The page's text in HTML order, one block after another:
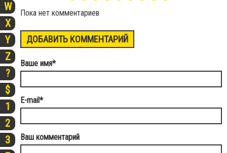
W
X
Y
Z
?
$
1
2
3
Пока нет комментариев
ДОБАВИТЬ КОММЕНТАРИЙ
Ваше имя*
E-mail*
Ваш комментарий